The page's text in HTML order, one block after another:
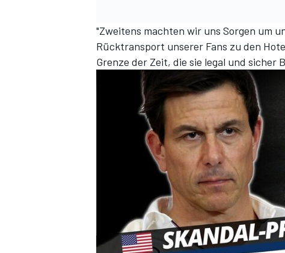
"Zweitens machten wir uns Sorgen um
Rücktransport unserer Fans zu den
Grenze der Zeit, die sie legal und sicher